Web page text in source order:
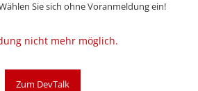
Sie sich ohne Voranmeldung ein!
nicht mehr möglich.
Zum DevTalk